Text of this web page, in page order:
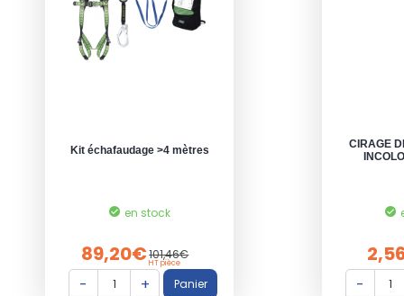
Kit échafaudage >4 mètres
en stock
89,20€101,46€
HT pièce
CIRAGE